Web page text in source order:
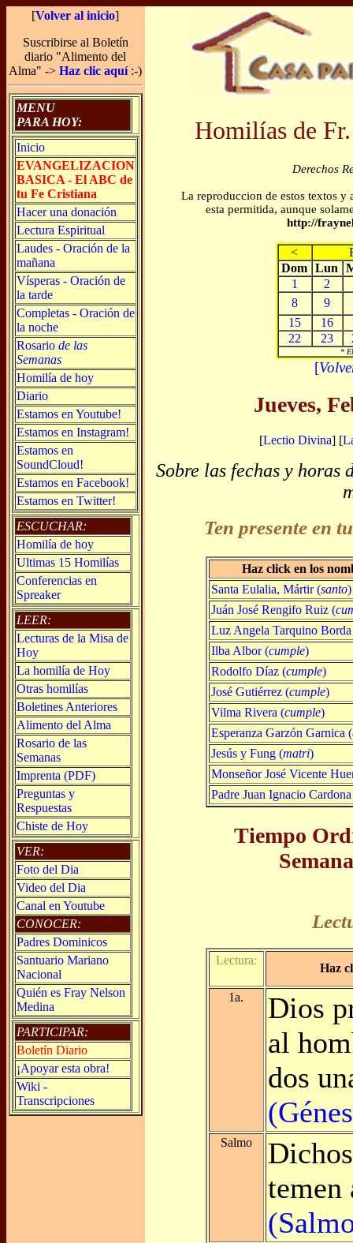
[Volver al inicio]
Suscribirse al Boletín
diario "Alimento del
Alma" ->Haz clic aquí:-)
MENU
PARA HOY:
Inicio
EVANGELIZACION
BASICA - El ABC de
tu Fe Cristiana
Hacer una donación
Lectura Espiritual
Laudes - Oración de la
mañana
Vísperas - Oración de
la tarde
Completas - Oración de
la noche
Rosario de las
Semanas
Homilía de hoy
Diario
Estamos en Youtube!
Estamos en Instagram!
Estamos en
SoundCloud!
Estamos en Facebook!
Estamos en Twitter!
ESCUCHAR:
Homilía de hoy
Ultimas 15 Homilías
Conferencias en
Spreaker
LEER:
Lecturas de la Misa de
Hoy
La homilía de Hoy
Otras homilías
Boletines Anteriores
Alimento del Alma
Rosario de las
Semanas
Imprenta (PDF)
Preguntas y
Respuestas
Chiste de Hoy
VER:
Foto del Dia
Video del Dia
Canal en Youtube
CONOCER:
Padres Dominicos
Santuario Mariano
Nacional
Quién es Fray Nelson
Medina
PARTICIPAR:
Boletín Diario
¡Apoyar esta obra!
Wiki -
Transcripciones
Homilías de
Derechos
La reproduccion de estos textos
esta permitida, aunque
http://
<
Dom Lun
1
2
8
9
15
16
22
23
*
[
Jueves,
[Lectio Divina] [
Sobre las fechas y horas
Ten presente en
Haz click en los
Santa Eulalia, Mártir (santo)
Juán José Rengifo Ruiz (
Luz Angela Tarquino
Ilba Albor (cumple)
Rodolfo Díaz (cumple)
José Gutiérrez (cumple)
Vilma Rivera (cumple)
Esperanza Garzón Garnica (
Jesús y Fung (matri)
Monseñor José Vicente
Padre Juan Ignacio
Tiempo
Lectura:
Haz
1a.
Dios
al
dos
Salmo
temen